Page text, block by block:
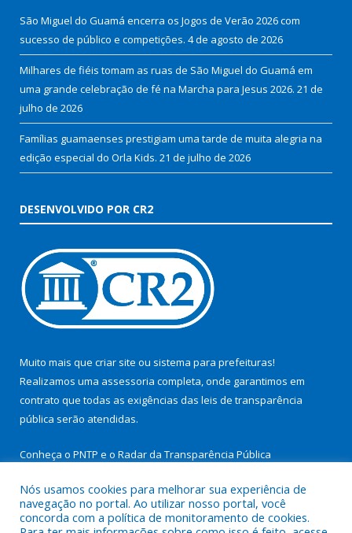
São Miguel do Guamá encerra os Jogos de Verão 2026 com
sucesso de público e competições. 4 de agosto de 2026
Milhares de fiéis tomam as ruas de São Miguel do Guamá em
uma grande celebração de fé na Marcha para Jesus 2026. 21 de
julho de 2026
Famílias guamaenses prestigiam uma tarde de muita alegria na
edição especial do Orla Kids. 21 de julho de 2026
DESENVOLVIDO POR CR2
Muito mais que criar site ou sistema para prefeituras!
Realizamos uma assessoria completa, onde garantimos em
contrato que todas as exigências das leis de transparência
pública serão atendidas.
Conheça o PNTP e o Radar da Transparência Pública
Nós usamos cookies para melhorar sua experiência de
navegação no portal. Ao utilizar nosso portal, você
concorda com a política de monitoramento de cookies.